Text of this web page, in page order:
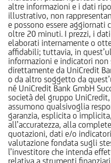
altre informazioni e i dati
illustrativo, non
e possono essere aggiornati
oltre 20 minuti. I prezzi, i
elaborati internamente o
affidabili; tuttavia, in
informazioni e indicatori
direttamente da UniCredit
o da altro soggetto da
né UniCredit Bank GmbH
società del gruppo
assumono qualsivoglia
garanzia, esplicita o
all’accuratezza, alla
quotazioni, dati e/o
valutazione fondata sugli
l’investitore che intenda
relativa a strumenti